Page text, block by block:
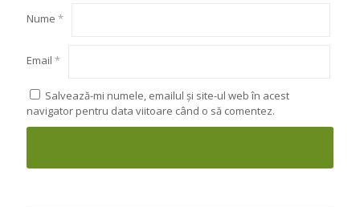
Nume *
Email *
Salvează-mi numele, emailul și site-ul web în acest
navigator pentru data viitoare când o să comentez.